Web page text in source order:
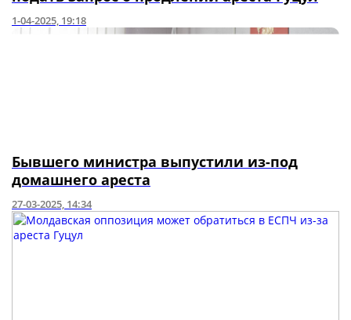
1-04-2025, 19:18
Бывшего министра выпустили из-под
домашнего ареста
27-03-2025, 14:34